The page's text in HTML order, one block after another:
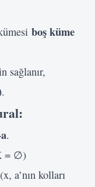
boş küme
sağlanır,
.
.
= ∅)
a’nın kolları